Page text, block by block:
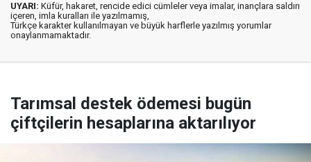
UYARI: Küfür, hakaret, rencide edici cümleler veya imalar, inançlara saldırı
içeren, imla kuralları ile yazılmamış,
Türkçe karakter kullanılmayan ve büyük harflerle yazılmış yorumlar
onaylanmamaktadır.
Tarımsal destek ödemesi bugün
çiftçilerin hesaplarına aktarılıyor